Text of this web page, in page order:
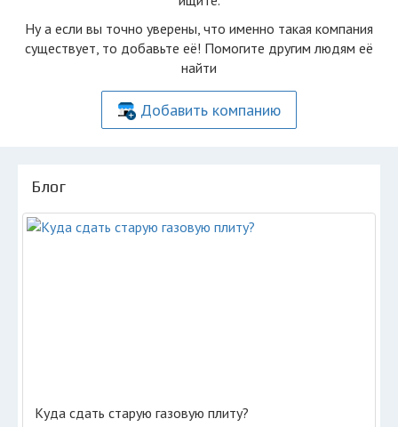
Ну а если вы точно уверены, что именно такая компания
существует, то добавьте её! Помогите другим людям её
найти
Добавить компанию
Блог
Куда сдать старую газовую плиту?